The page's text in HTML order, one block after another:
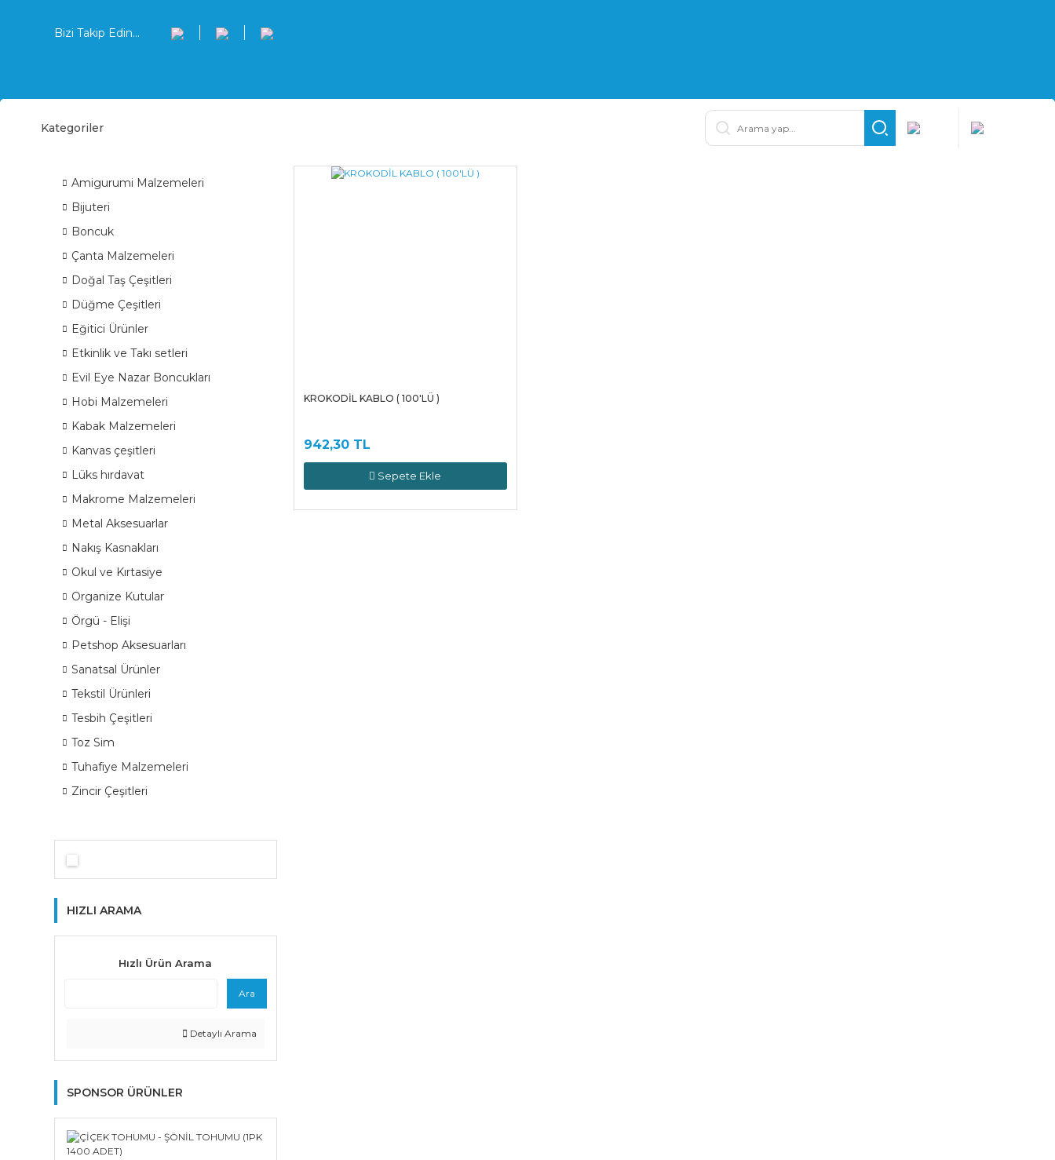
Bizi Takip Edin...
Kategoriler
ÜRÜN GRUPLARI
Amigurumi Malzemeleri
Bijuteri
Boncuk
Çanta Malzemeleri
Doğal Taş Çeşitleri
Düğme Çeşitleri
Eğitici Ürünler
Etkinlik ve Takı setleri
Evil Eye Nazar Boncukları
Hobi Malzemeleri
Kabak Malzemeleri
Kanvas çeşitleri
Lüks hırdavat
Makrome Malzemeleri
Metal Aksesuarlar
Nakış Kasnakları
Okul ve Kırtasiye
Organize Kutular
Örgü - Elişi
Petshop Aksesuarları
Sanatsal Ürünler
Tekstil Ürünleri
Tesbih Çeşitleri
Toz Sim
Tuhafiye Malzemeleri
Zincir Çeşitleri
HIZLI ARAMA
Hızlı Ürün Arama
Ara
Detaylı Arama
SPONSOR ÜRÜNLER
KROKODİL KABLO ( 100'LÜ )
942,30 TL
Sepete Ekle